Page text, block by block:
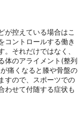
が控えている場合はこ
コントロールする働き
それだけではなく、
体のアライメント(整列
痛くなると膝や骨盤の
すので、スポーツでの
わせて付随する症状も